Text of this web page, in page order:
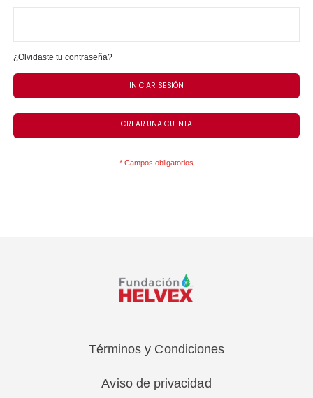
¿Olvidaste tu contraseña?
INICIAR SESIÓN
CREAR UNA CUENTA
Términos y Condiciones
Aviso de privacidad